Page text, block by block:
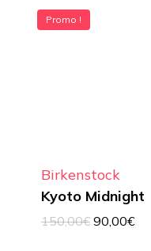
Promo !
Birkenstock
Kyoto Midnight
150,00€ Le
90,00€Le